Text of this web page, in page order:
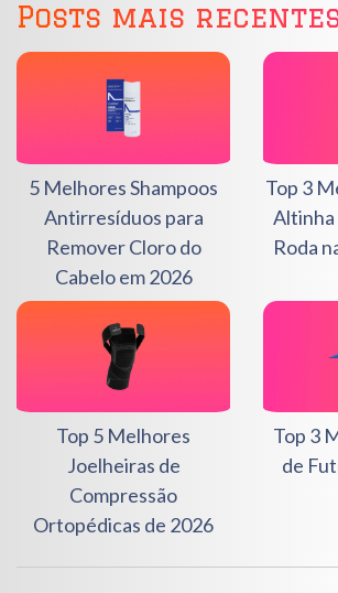
Posts mais
5 Melhores Shampoos
Antirresíduos para
Remover Cloro do
Cabelo em 2026
Top 3
Altinha
Roda
Top 5 Melhores
Joelheiras de
Compressão
Ortopédicas de 2026
Top 3
de